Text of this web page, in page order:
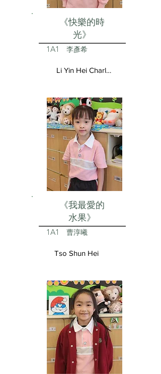
《快樂的時
光》
1A1 李彥希
Li Yin Hei Charlotte
《我最愛的
水果》
1A1 曹淳曦
Tso Shun Hei